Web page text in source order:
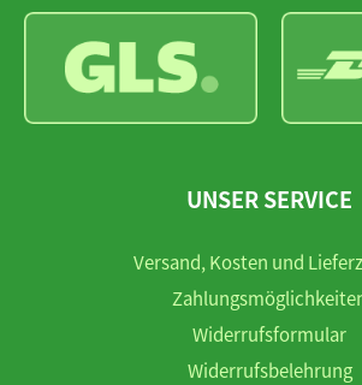
UNSER SERVICE
Versand, Kosten und
Widerrufsformular
Widerrufsbelehrung